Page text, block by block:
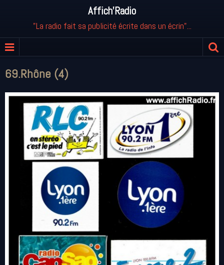
Affich'Radio
"La radio fait sa publicité écrite dans un écrin"...
69.Rhône (4)